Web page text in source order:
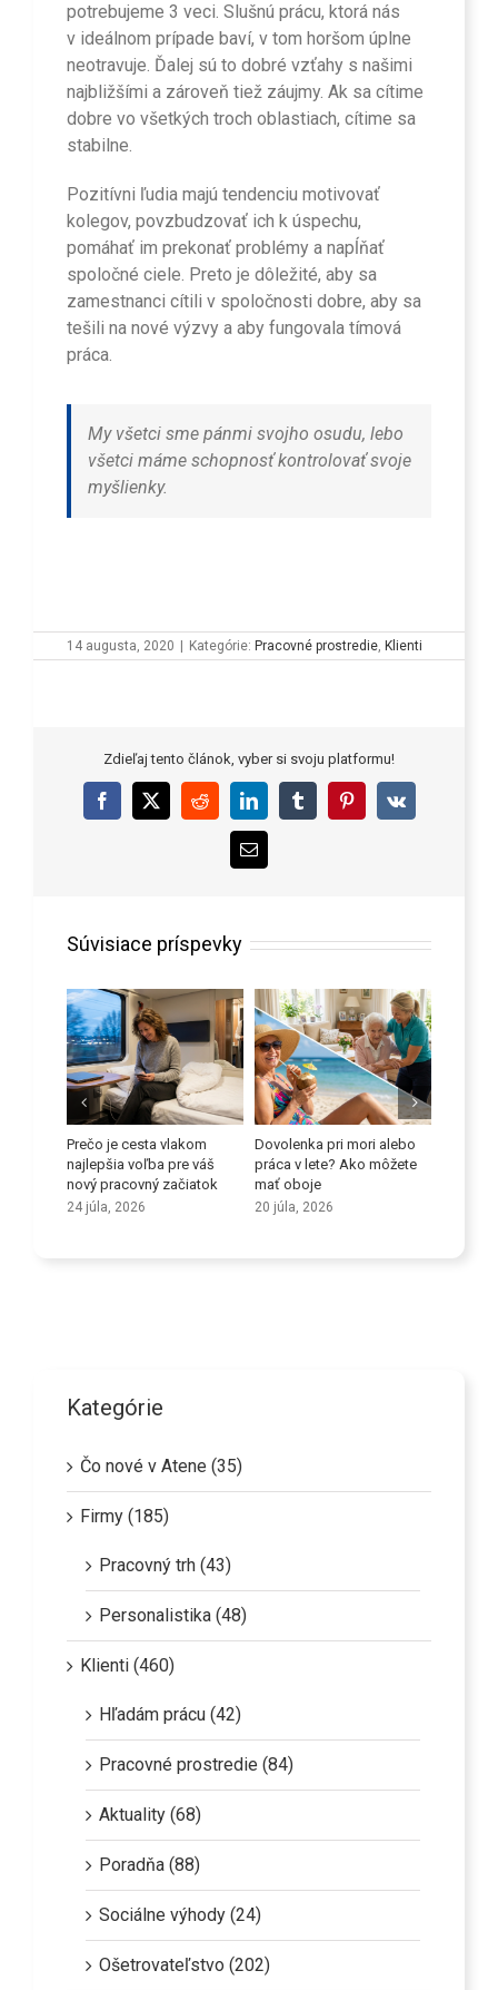
potrebujeme 3 veci. Slušnú prácu, ktorá nás
v ideálnom prípade baví, v tom horšom úplne
neotravuje. Ďalej sú to dobré vzťahy s našimi
najbližšími a zároveň tiež záujmy. Ak sa cítime
dobre vo všetkých troch oblastiach, cítime sa
stabilne.
Pozitívni ľudia majú tendenciu motivovať
kolegov, povzbudzovať ich k úspechu,
pomáhať im prekonať problémy a napĺňať
spoločné ciele. Preto je dôležité, aby sa
zamestnanci cítili v spoločnosti dobre, aby sa
tešili na nové výzvy a aby fungovala tímová
práca.
My všetci sme pánmi svojho osudu, lebo
všetci máme schopnosť kontrolovať svoje
myšlienky.
14 augusta, 2020 | Kategórie: Pracovné prostredie Klienti
Zdieľaj tento článok, vyber si svoju platformu!
Facebook
X RedditLinkedInTumblrPinterest
Vk
Email
Súvisiace príspevky
Prečo je cesta vlakom
najlepšia voľba pre váš
nový pracovný začiatok
24 júla, 2026
Dovolenka pri mori alebo
práca v lete? Ako môžete
mať oboje
20 júla, 2026
Kategórie
Čo nové v Atene (35)
Firmy (185)
Pracovný trh (43)
Personalistika (48)
Klienti (460)
Hľadám prácu (42)
Pracovné prostredie (84)
Aktuality (68)
Poradňa (88)
Sociálne výhody (24)
Ošetrovateľstvo (202)